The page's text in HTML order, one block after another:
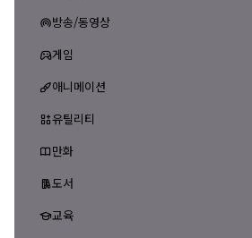
방송/동영상
게임
애니메이션
유틸리티
만화
도서
교육